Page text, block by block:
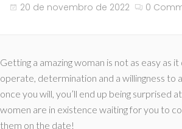
20 de novembro de 2022 0
Getting a amazing woman is not as easy as
operate, determination and a willingness to
once you will, you’ll end up being surprised
women are in existence waiting for you to
them on the date!